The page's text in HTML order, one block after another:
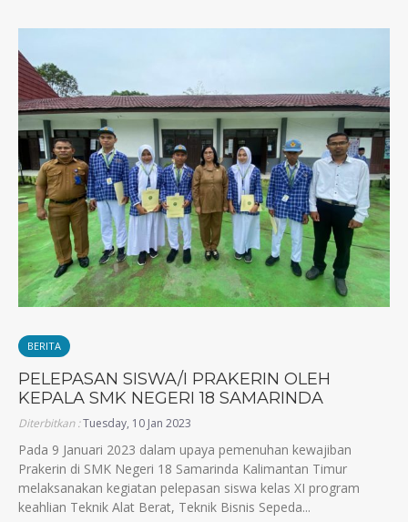
BERITA
PELEPASAN SISWA/I PRAKERIN OLEH
KEPALA SMK NEGERI 18 SAMARINDA
Diterbitkan :Tuesday, 10 Jan 2023
Pada 9 Januari 2023 dalam upaya pemenuhan kewajiban
Prakerin di SMK Negeri 18 Samarinda Kalimantan Timur
melaksanakan kegiatan pelepasan siswa kelas XI program
keahlian Teknik Alat Berat, Teknik Bisnis Sepeda...